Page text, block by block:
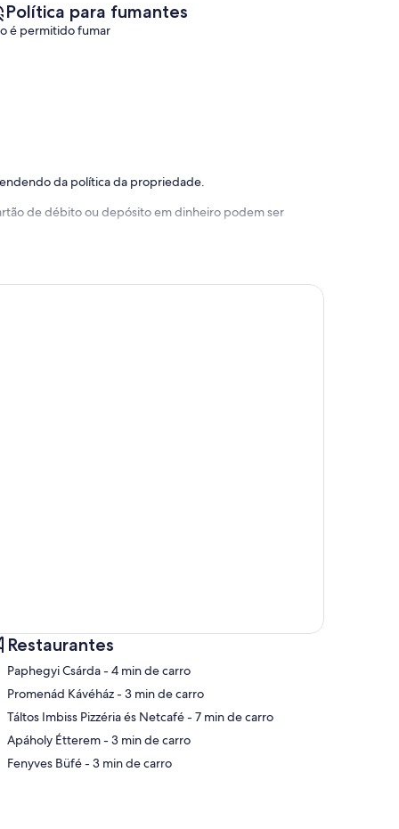
Política para fumantes
é permitido fumar
da política da propriedade.
de débito ou depósito em dinheiro podem ser
Restaurantes
‪Paphegyi Csárda - ‬4 min de carro
‪Promenád Kávéház - ‬3 min de carro
‪Táltos Imbiss Pizzéria és Netcafé - ‬7 min de carro
‪Apáholy Étterem - ‬3 min de carro
‪Fenyves Büfé - ‬3 min de carro